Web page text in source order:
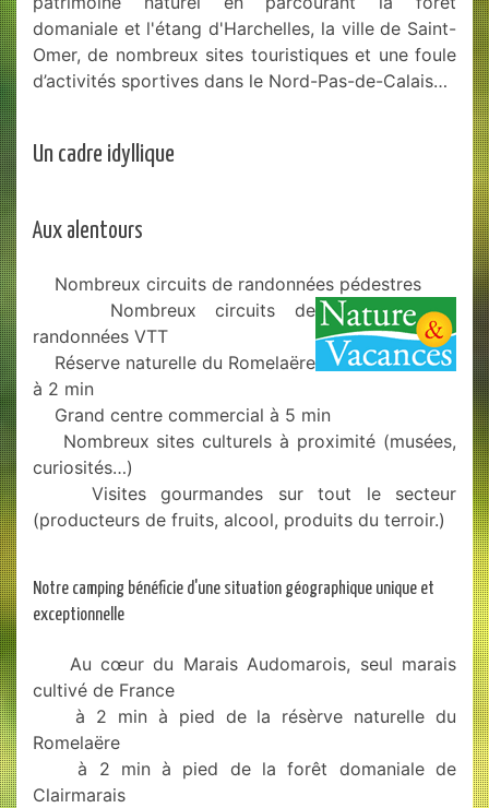
domaniale et l'étang d'Harchelles, la ville de Saint-
Omer, de nombreux sites touristiques et une foule
d’activités sportives dans le Nord-Pas-de-Calais…
Un cadre idyllique
Aux alentours
Nombreux circuits de randonnées pédestres
Nombreux circuits de
randonnées VTT
Réserve naturelle du Romelaëre
à 2 min
Grand centre commercial à 5 min
Nombreux sites culturels à proximité (musées,
curiosités…)
Visites gourmandes sur tout le secteur
(producteurs de fruits, alcool, produits du terroir.)
Notre camping bénéficie d'une situation géographique unique et
exceptionnelle
Au cœur du Marais Audomarois, seul marais
cultivé de France
à 2 min à pied de la résèrve naturelle du
Romelaëre
à 2 min à pied de la forêt domaniale de
Clairmarais